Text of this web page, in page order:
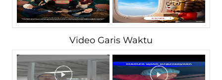
Video Garis Waktu